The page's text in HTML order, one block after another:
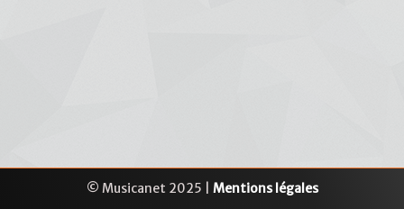
© Musicanet 2025 | Mentions légales